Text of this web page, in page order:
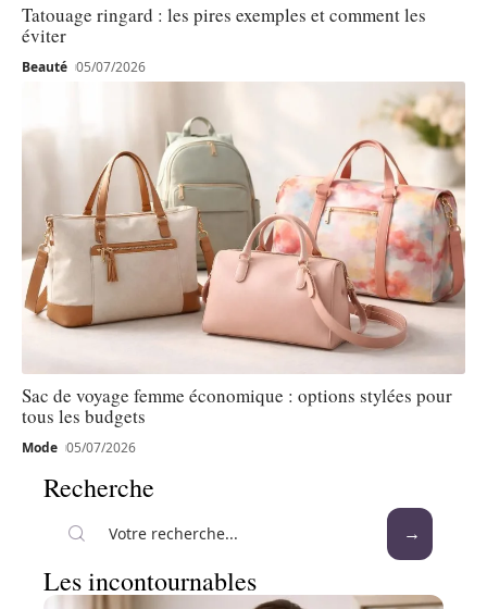
Tatouage ringard : les pires exemples et comment les
éviter
Beauté 05/07/2026
Sac de voyage femme économique : options stylées pour
tous les budgets
Mode 05/07/2026
Recherche
Les incontournables